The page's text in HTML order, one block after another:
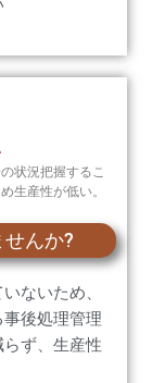
状況把握するこ
生産性が低い。
んか?
ないため、
後処理管理
ず、生産性